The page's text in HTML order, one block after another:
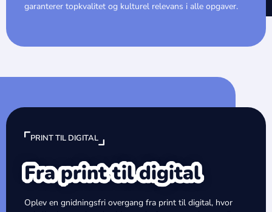
garanterer topkvalitet og kulturel relevans i alle opgaver.
PRINT TIL DIGITAL
Fra print til digital
Oplev en gnidningsfri overgang fra print til digital, hvor